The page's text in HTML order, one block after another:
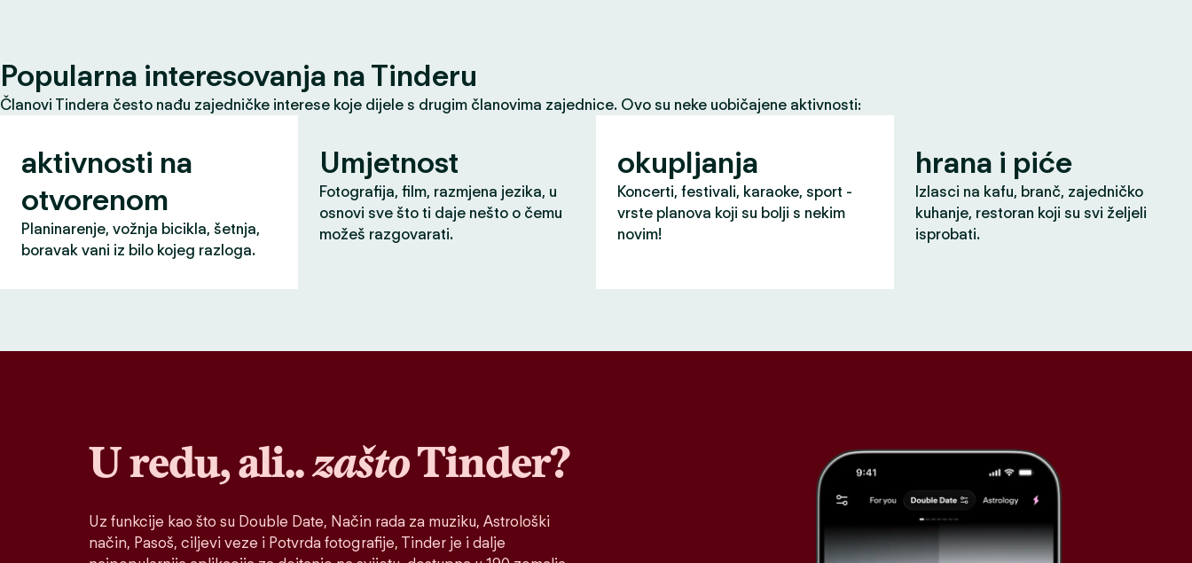
Popularna interesovanja na Tinderu
Članovi Tindera često nađu zajedničke interese koje dijele s drugim članovima zajednice. Ovo su neke uobičajene aktivnosti:
aktivnosti na
otvorenom
Planinarenje, vožnja bicikla, šetnja,
boravak vani iz bilo kojeg razloga.
Umjetnost
Fotografija, film, razmjena jezika, u
osnovi sve što ti daje nešto o čemu
možeš razgovarati.
okupljanja
Koncerti, festivali, karaoke, sport -
vrste planova koji su bolji s nekim
novim!
hrana i piće
Izlasci na kafu, branč, zajedničko
kuhanje, restoran koji su svi željeli
isprobati.
U redu, ali..zaštoTinder?
Uz funkcije kao što su Double Date, Način rada za muziku, Astrološki
način, Pasoš, ciljevi veze i Potvrda fotografije, Tinder je i dalje